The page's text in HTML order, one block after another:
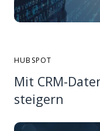
HUBSPOT
Mit CRM-
steigern